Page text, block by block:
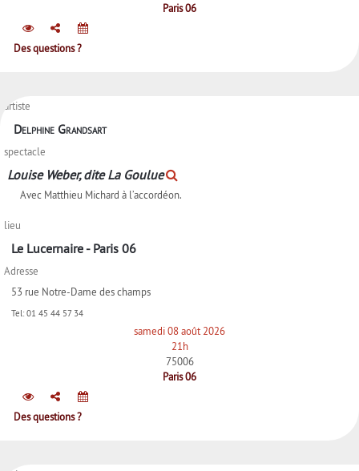
Paris 06
Des questions ?
artiste
Delphine Grandsart
spectacle
Louise Weber, dite La Goulue
Avec Matthieu Michard à l’accordéon.
lieu
Le Lucernaire - Paris 06
Adresse
53 rue Notre-Dame des champs
Tel: 01 45 44 57 34
samedi 08 août 2026
21h
75006
Paris 06
Des questions ?